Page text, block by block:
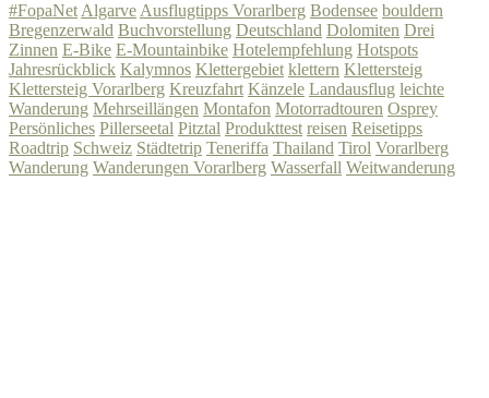
#FopaNet Algarve Ausflugtipps Vorarlberg Bodensee bouldern
Bregenzerwald Buchvorstellung Deutschland Dolomiten Drei
Zinnen E-Bike E-Mountainbike Hotelempfehlung Hotspots
Jahresrückblick Kalymnos Klettergebiet klettern Klettersteig
Klettersteig Vorarlberg Kreuzfahrt Känzele Landausflug leichte
Wanderung Mehrseillängen Montafon Motorradtouren Osprey
Persönliches Pillerseetal Pitztal Produkttest reisen Reisetipps
Roadtrip Schweiz Städtetrip Teneriffa Thailand Tirol Vorarlberg
Wanderung Wanderungen Vorarlberg Wasserfall Weitwanderung